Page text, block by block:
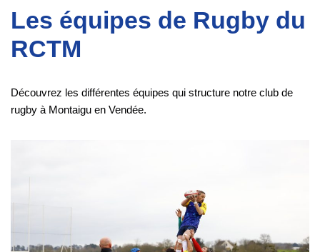
Les équipes de Rugby du
RCTM
Découvrez les différentes équipes qui structure notre club de
rugby à Montaigu en Vendée.